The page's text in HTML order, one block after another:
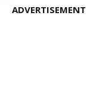
ADVERTISEMENT